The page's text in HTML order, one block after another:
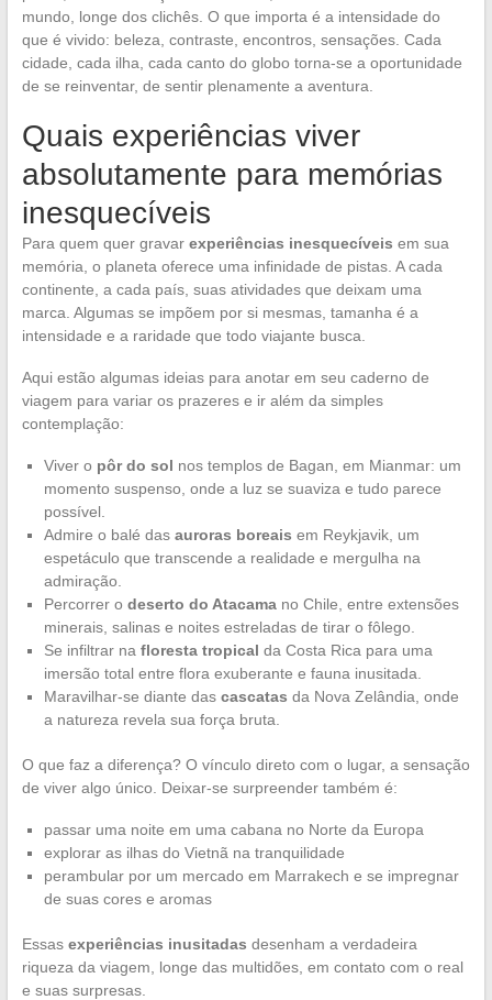
mundo, longe dos clichês. O que importa é a intensidade do
que é vivido: beleza, contraste, encontros, sensações. Cada
cidade, cada ilha, cada canto do globo torna-se a oportunidade
de se reinventar, de sentir plenamente a aventura.
Quais experiências viver
absolutamente para memórias
inesquecíveis
Para quem quer gravar experiências inesquecíveis em sua
memória, o planeta oferece uma infinidade de pistas. A cada
continente, a cada país, suas atividades que deixam uma
marca. Algumas se impõem por si mesmas, tamanha é a
intensidade e a raridade que todo viajante busca.
Aqui estão algumas ideias para anotar em seu caderno de
viagem para variar os prazeres e ir além da simples
contemplação:
Viver o pôr do sol nos templos de Bagan, em Mianmar: um
momento suspenso, onde a luz se suaviza e tudo parece
possível.
Admire o balé das auroras boreais em Reykjavik, um
espetáculo que transcende a realidade e mergulha na
admiração.
Percorrer o deserto do Atacamano Chile, entre extensões
minerais, salinas e noites estreladas de tirar o fôlego.
Se infiltrar na floresta tropical da Costa Rica para uma
imersão total entre flora exuberante e fauna inusitada.
Maravilhar-se diante das cascatas da Nova Zelândia, onde
a natureza revela sua força bruta.
O que faz a diferença? O vínculo direto com o lugar, a sensação
de viver algo único. Deixar-se surpreender também é:
passar uma noite em uma cabana no Norte da Europa
explorar as ilhas do Vietnã na tranquilidade
perambular por um mercado em Marrakech e se impregnar
de suas cores e aromas
Essas experiências inusitadas desenham a verdadeira
riqueza da viagem, longe das multidões, em contato com o real
e suas surpresas.